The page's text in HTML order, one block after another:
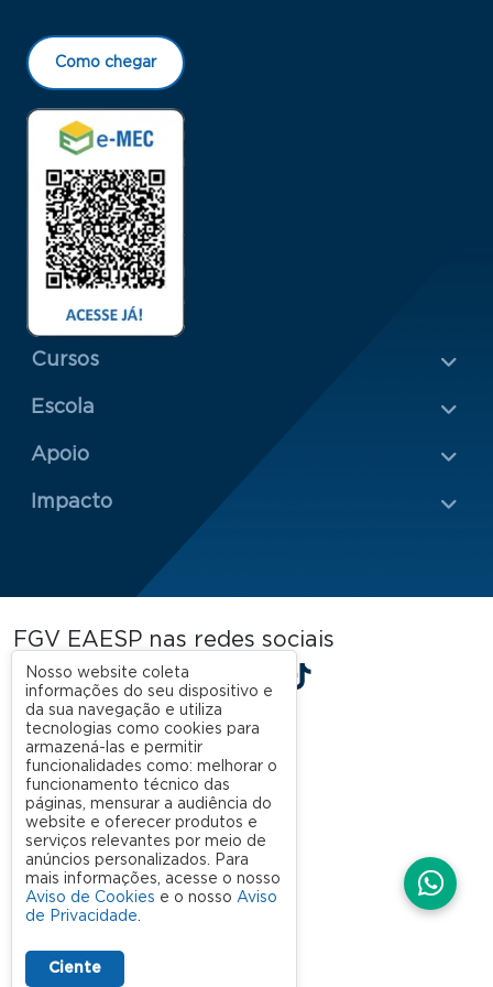
Como chegar
Menu Rodapé 1
Cursos
Escola
Rodapé 2
Apoio
Impacto
FGV EAESP nas redes sociais
LinkedIn
Facebook
Instagram
X YouTube
Spotify
Nosso website coleta
informações do seu dispositivo e
da sua navegação e utiliza
tecnologias como cookies para
armazená-las e permitir
funcionalidades como: melhorar o
funcionamento técnico das
páginas, mensurar a audiência do
website e oferecer produtos e
serviços relevantes por meio de
anúncios personalizados. Para
mais informações, acesse o nosso
Aviso de Cookies e o nosso Aviso
de Privacidade.
Ciente